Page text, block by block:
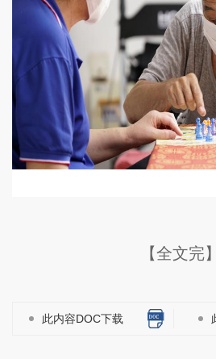
【全文完】
此内容DOC下载